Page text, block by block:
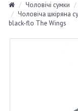
Чоловічі сумки
Чоловіча шкіряна
black-flo The Wings